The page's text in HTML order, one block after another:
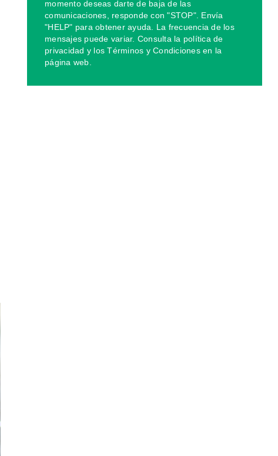
momento deseas darte de baja de las
comunicaciones, responde con "STOP". Envía
"HELP" para obtener ayuda. La frecuencia de los
mensajes puede variar. Consulta la política de
privacidad y los Términos y Condiciones en la
página web.